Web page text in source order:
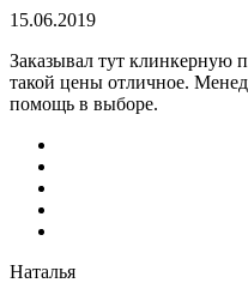
15.06.2019
Заказывал тут клинкерную
такой цены отличное.
помощь в выборе.
Наталья